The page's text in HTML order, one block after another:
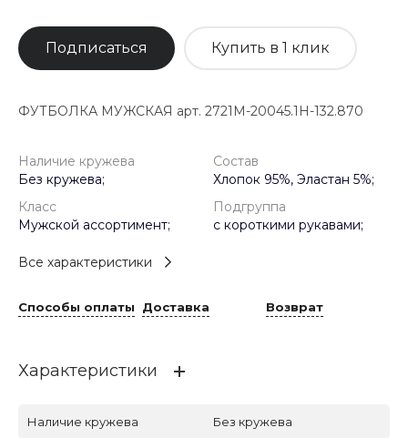
Подписаться Купить в 1 клик
ФУТБОЛКА МУЖСКАЯ арт. 2721M-20045.1H-132.870
Наличие кружева
Без кружева;
Состав
Хлопок 95%, Эластан 5%;
Класс
Мужской ассортимент;
Подгруппа
с короткими рукавами;
Все характеристики
Способы оплаты Доставка Возврат
Характеристики
Наличие кружева Без кружева